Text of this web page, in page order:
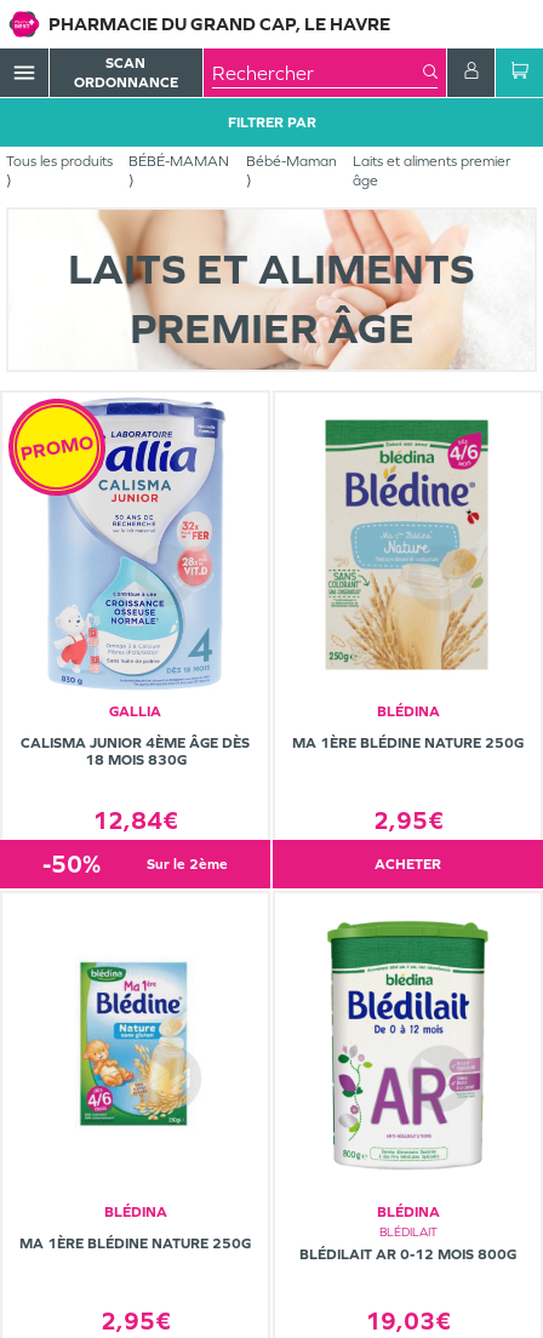
PHARMACIE DU GRAND CAP, LE HAVRE
menu
SCAN
ORDONNANCE
Tous les produits BÉBÉ-MAMAN Bébé-Maman
Laits et aliments premier
âge
FILTRER PAR
LAITS ET ALIMENTS
PREMIER ÂGE
GALLIA
CALISMA JUNIOR 4ÈME ÂGE DÈS
18 MOIS 830G
12,84€
PROMO
-50% sur le 2ème
BLÉDINA
MA 1ÈRE BLÉDINE NATURE 250G
2,95€
ACHETER
BLÉDINA
MA 1ÈRE BLÉDINE NATURE 250G
2,95€
BLÉDINA
BLÉDILAIT
BLÉDILAIT AR 0-12 MOIS 800G
19,03€